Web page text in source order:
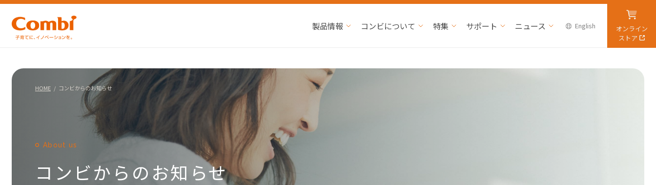
製品情報 コンビについて 特集 サポート ニュース English
オンライン
ストア
HOME コンビからのお知らせ
About us
コンビからのお知らせ